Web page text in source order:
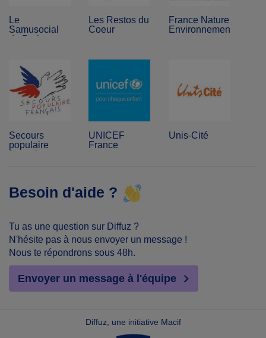
Le
Samusocial
de Paris
Les Restos du
Coeur
France Nature
Environnement
Secours
populaire
français
UNICEF
France
Unis-Cité
Besoin d'aide ?
Tu as une question sur Diffuz ?
N'hésite pas à nous envoyer un message !
Nous te répondrons sous 48h.
Envoyer un message à l'équipe
Diffuz, une initiative Macif